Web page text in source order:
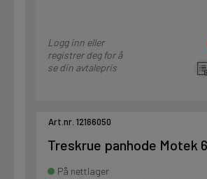
Logg inn eller
registrer deg for å
se din avtalepris
Art.nr. 12166050
Treskrue panhode Motek
På nettlager